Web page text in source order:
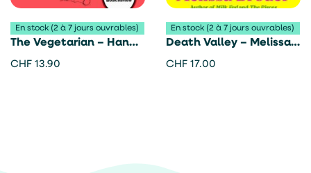
En stock (2 à 7 jours ouvrables)
The Vegetarian – Han
Kang
CHF 13.90
En stock (2 à 7 jours ouvrables)
Death Valley – Melissa
Broder
CHF 17.00